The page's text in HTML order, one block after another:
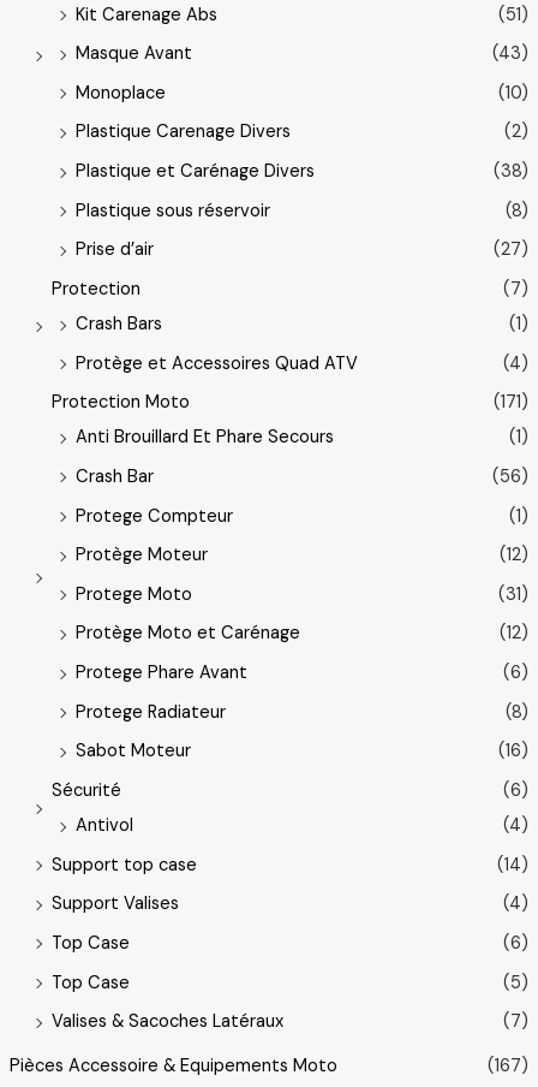
Kit Carenage Abs
(51)
Masque Avant
(43)
Monoplace
(10)
Plastique Carenage Divers
(2)
Plastique et Carénage Divers
(38)
Plastique sous réservoir
(8)
Prise d’air
(27)
Protection
(7)
Crash Bars
(1)
Protège et Accessoires Quad ATV
(4)
Protection Moto
(171)
Anti Brouillard Et Phare Secours
(1)
Crash Bar
(56)
Protege Compteur
(1)
Protège Moteur
(12)
Protege Moto
(31)
Protège Moto et Carénage
(12)
Protege Phare Avant
(6)
Protege Radiateur
(8)
Sabot Moteur
(16)
Sécurité
(6)
Antivol
(4)
Support top case
(14)
Support Valises
(4)
Top Case
(6)
Top Case
(5)
Valises & Sacoches Latéraux
(7)
Pièces Accessoire & Equipements Moto
(167)